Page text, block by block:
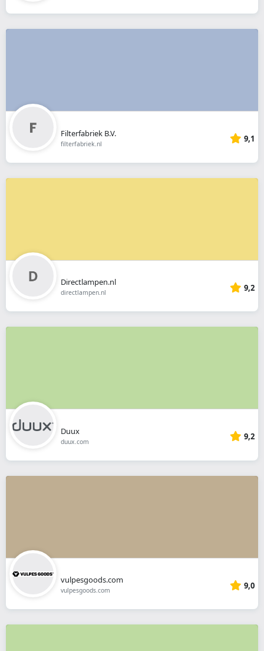
Filterfabriek B.V.
filterfabriek.nl 9,1
Directlampen.nl
directlampen.nl 9,2
Duux
duux.com 9,2
vulpesgoods.com
vulpesgoods.com 9,0